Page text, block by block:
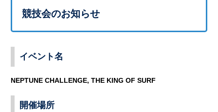
競技会のお知らせ
イベント名
NEPTUNE CHALLENGE, THE KING OF SURF
開催場所